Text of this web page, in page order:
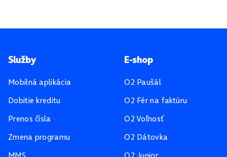
Pätička stránky
Služby
Mobilná aplikácia
Dobitie kreditu
Prenos čísla
Zmena programu
E-shop
O2 Paušál
O2 Fér na faktúru
O2 Voľnosť
O2 Dátovka